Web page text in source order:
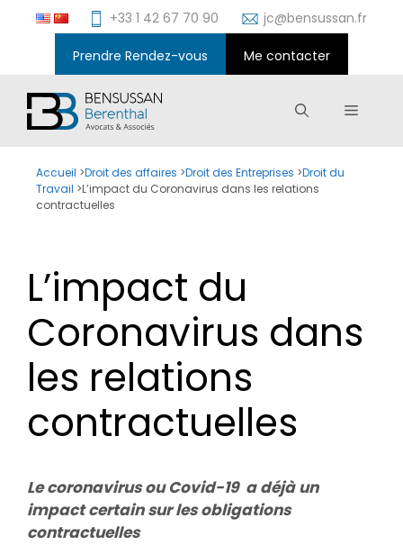
+33 1 42 67 70 90 jc@bensussan.fr
Prendre Rendez-vous Me contacter
Menu
Accueil >Droit des affaires >Droit des Entreprises >Droit du
Travail >L’impact du Coronavirus dans les relations
contractuelles
L’impact du
Coronavirus dans
les relations
contractuelles
Le coronavirus ou Covid-19 a déjà un
impact certain sur les obligations
contractuelles